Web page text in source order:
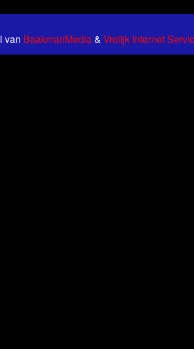
van BaakmanMedia& Vrolijk Internet